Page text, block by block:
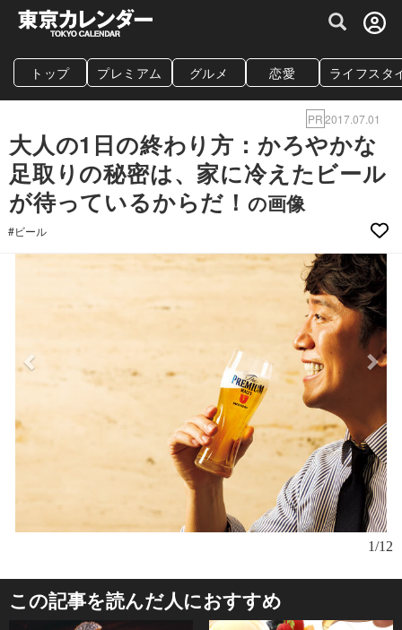
グルメ情報・プレミアムレストラン予約
トップ プレミアム グルメ 恋愛 ライフスタ
PR2017.07.01
大人の1日の終わり方：かろやかな
足取りの秘密は、家に冷えたビール
が待っているからだ！ の画像
#ビール
1/12
この記事を読んだ人におすすめ